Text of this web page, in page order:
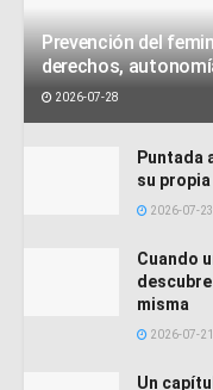
Prevención del
derechos,
2026-07-28
Puntada
su
2026-07-23
Cuando
misma
2026-07-21
Un